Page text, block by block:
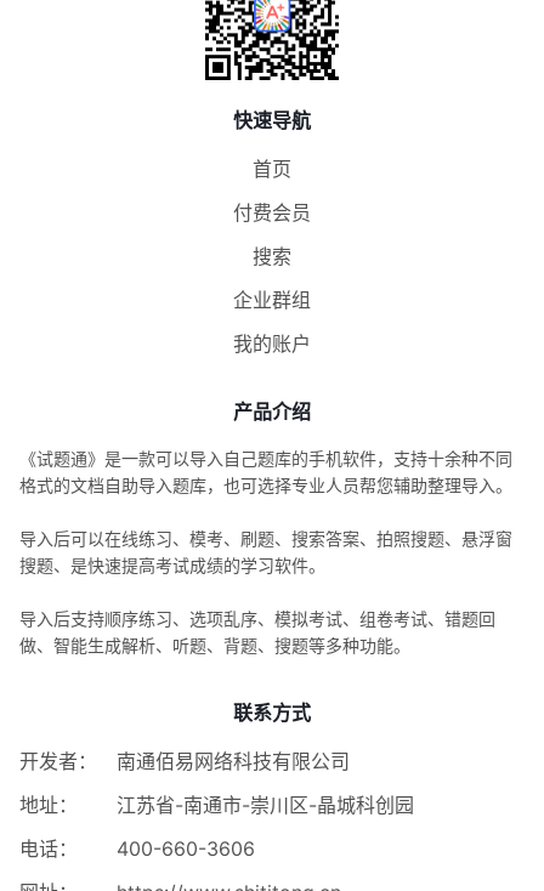
快速导航
首页
付费会员
搜索
企业群组
我的账户
产品介绍
《试题通》是一款可以导入自己题库的手机软件，支持十余种不同
格式的文档自助导入题库，也可选择专业人员帮您辅助整理导入。
导入后可以在线练习、模考、刷题、搜索答案、拍照搜题、悬浮窗
搜题、是快速提高考试成绩的学习软件。
导入后支持顺序练习、选项乱序、模拟考试、组卷考试、错题回
做、智能生成解析、听题、背题、搜题等多种功能。
联系方式
开发者：
南通佰易网络科技有限公司
地址：
江苏省-南通市-崇川区-晶城科创园
电话：
400-660-3606